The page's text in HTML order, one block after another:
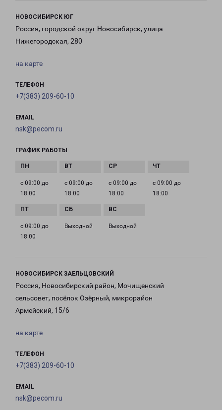
НОВОСИБИРСК ЮГ
Россия, городской округ Новосибирск, улица
Нижегородская, 280
на карте
ТЕЛЕФОН
+7(383) 209-60-10
EMAIL
nsk@pecom.ru
ГРАФИК РАБОТЫ
с 09:00 до
18:00
с 09:00 до
18:00
с 09:00 до
18:00
с 09:00 до
18:00
с 09:00 до
18:00
Выходной Выходной
НОВОСИБИРСК ЗАЕЛЬЦОВСКИЙ
Россия, Новосибирский район, Мочищенский
сельсовет, посёлок Озёрный, микрорайон
Армейский, 15/6
на карте
ТЕЛЕФОН
+7(383) 209-60-10
EMAIL
nsk@pecom.ru